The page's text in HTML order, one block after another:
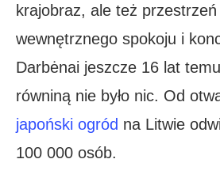
krajobraz, ale też
wewnętrznego spokoju i
Darbėnai jeszcze 16 lat
równiną nie było nic. Od
japoński ogród na Litwie
100 000 osób.